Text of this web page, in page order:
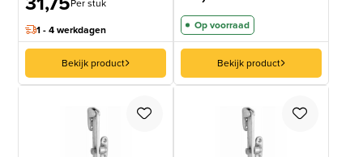
Per stuk
1 - 4 werkdagen
Bekijk product
Op voorraad
Bekijk product